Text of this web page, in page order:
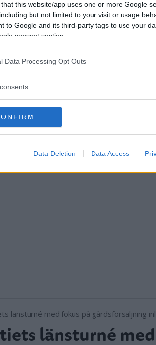
that this website/app uses one or more Google
but not limited to your visit or usage
to Google and its third-party tags to use your
consent section.
Data Processing Opt Outs
Data Deletion Data Access
för
– har
30 juli 2025 04.00
länsturné